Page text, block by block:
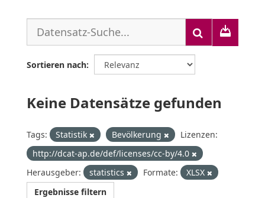
Sortieren nach
Keine Datensätze gefunden
Tags: Statistik Bevölkerung
Lizenzen:
http://dcat-ap.de/def/licenses/cc-by/4.0
Herausgeber:
statistics Formate:
XLSX
Ergebnisse filtern